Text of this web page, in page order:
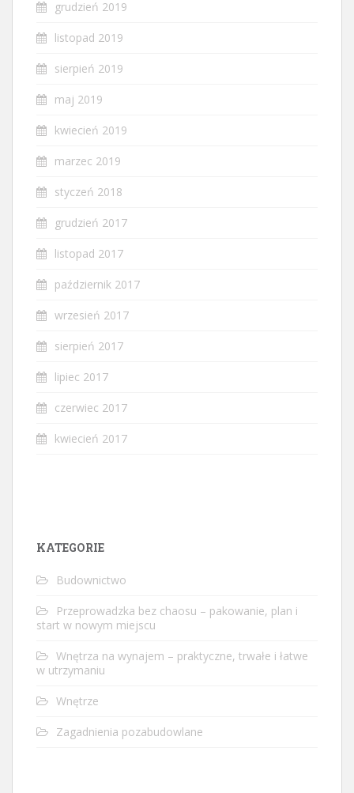
grudzień 2019
listopad 2019
sierpień 2019
maj 2019
kwiecień 2019
marzec 2019
styczeń 2018
grudzień 2017
listopad 2017
październik 2017
wrzesień 2017
sierpień 2017
lipiec 2017
czerwiec 2017
kwiecień 2017
KATEGORIE
Budownictwo
Przeprowadzka bez chaosu – pakowanie, plan i
start w nowym miejscu
Wnętrza na wynajem – praktyczne, trwałe i łatwe
w utrzymaniu
Wnętrze
Zagadnienia pozabudowlane